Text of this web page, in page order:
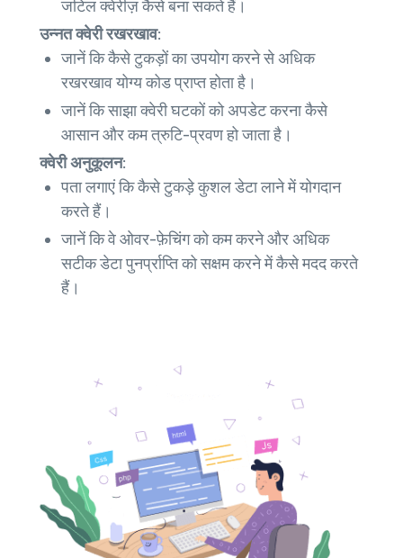
जटिल क्वेरीज़ कैसे बना सकते हैं।
उन्नत क्वेरी रखरखाव:
जानें कि कैसे टुकड़ों का उपयोग करने से अधिक
रखरखाव योग्य कोड प्राप्त होता है।
जानें कि साझा क्वेरी घटकों को अपडेट करना कैसे
आसान और कम त्रुटि-प्रवण हो जाता है।
क्वेरी अनुकूलन:
पता लगाएं कि कैसे टुकड़े कुशल डेटा लाने में योगदान
करते हैं।
जानें कि वे ओवर-फ़ेचिंग को कम करने और अधिक
सटीक डेटा पुनर्प्राप्ति को सक्षम करने में कैसे मदद करते
हैं।